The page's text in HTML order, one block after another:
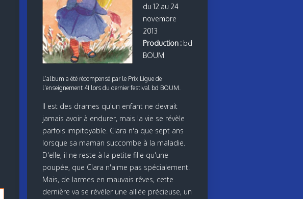
du 12 au 24
novembre
2013
Production :bd
BOUM
L’album a été récompensé par le Prix Ligue de
l’enseignement 41 lors du dernier festival bd BOUM.
Il est des drames qu'un enfant ne devrait
jamais avoir à endurer, mais la vie se révèle
parfois impitoyable. Clara n'a que sept ans
lorsque sa maman succombe à la maladie.
D'elle, il ne reste à la petite fille qu'une
poupée, que Clara n'aime pas spécialement.
Mais, de larmes en mauvais rêves, cette
dernière va se révéler une alliée précieuse, un